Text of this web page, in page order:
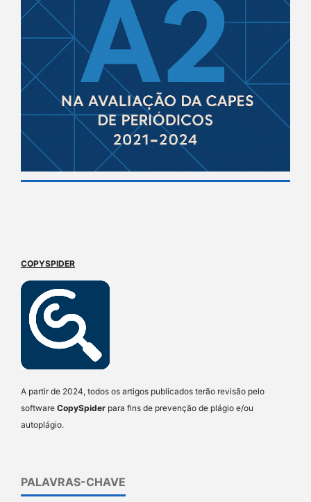
COPYSPIDER
A partir de 2024, todos os artigos publicados terão revisão pelo
software CopySpider para fins de prevenção de plágio e/ou
autoplágio.
PALAVRAS-CHAVE